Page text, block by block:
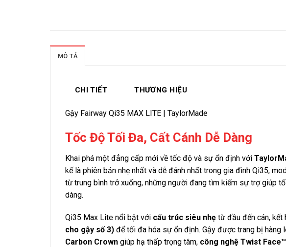
MÔ TẢ
CHI TIẾT THƯƠNG HIỆU
Gậy Fairway Qi35 MAX LITE | TaylorMade
Tốc Độ Tối Đa, Cất Cánh Dễ Dàng
Khai phá một đẳng cấp mới về tốc độ và sự ổn định với
kế là phiên bản nhẹ nhất và dễ đánh nhất trong gia đình Qi35,
từ trung bình trở xuống, những người đang tìm kiếm sự trợ giúp
dàng.
Qi35 Max Lite nổi bật với cấu trúc siêu nhẹ từ đầu đến cán,
cho gậy số 3) để tối đa hóa sự ổn định. Gậy được trang bị hàng
Carbon Crown giúp hạ thấp trọng tâm, công nghệ Twist Face™